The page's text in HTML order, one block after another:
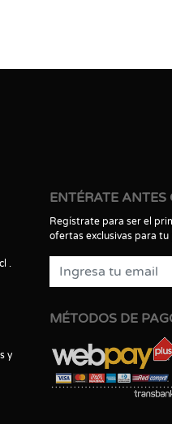
y
ENTÉRATE ANTES
Regístrate para ser el
ofertas exclusivas para tu
MÉTODOS DE